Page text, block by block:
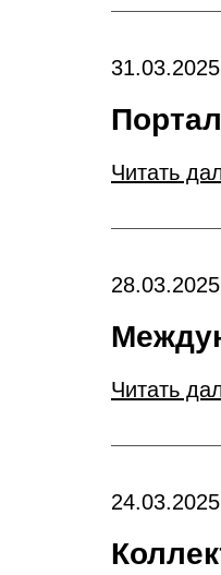
31.03.2025
Читать
28.03.2025
Читать
24.03.2025